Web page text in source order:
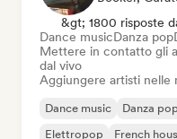
&gt; 1800 risposte
Dance musicDanza pop
Mettere in contatto gli
dal vivo
Aggiungere artisti nelle
Dance music Danza pop
Elettropop
French